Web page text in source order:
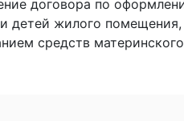
договора по
детей жилого помещения,
средств